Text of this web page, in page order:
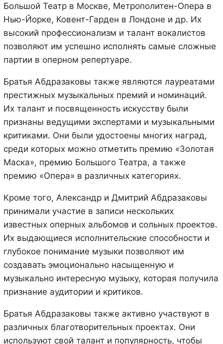
Большой Театр в Москве, Метрополитен-Опера в
Нью-Йорке, Ковент-Гарден в Лондоне и др. Их
высокий профессионализм и талант вокалистов
позволяют им успешно исполнять самые сложные
партии в оперном репертуаре.
Братья Абдразаковы также являются лауреатами
престижных музыкальных премий и номинаций.
Их талант и посвященность искусству были
признаны ведущими экспертами и музыкальными
критиками. Они были удостоены многих наград,
среди которых можно отметить премию «Золотая
Маска», премию Большого Театра, а также
премию «Опера» в различных категориях.
Кроме того, Александр и Дмитрий Абдразаковы
принимали участие в записи нескольких
известных оперных альбомов и сольных проектов.
Их выдающиеся исполнительские способности и
глубокое понимание музыки позволяют им
создавать эмоционально насыщенную и
музыкально интересную музыку, которая получила
признание аудитории и критиков.
Братья Абдразаковы также активно участвуют в
различных благотворительных проектах. Они
используют свой талант и популярность, чтобы